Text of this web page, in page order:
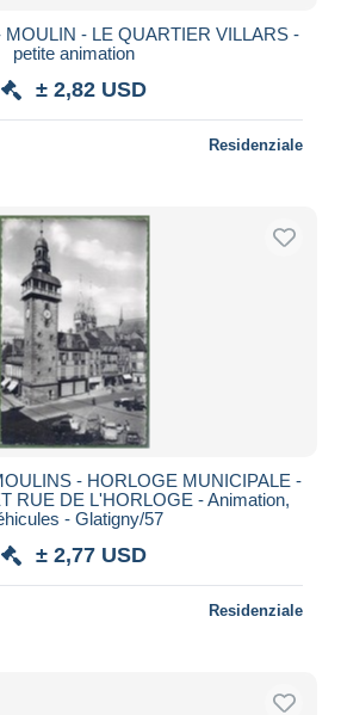
MOULIN - LE QUARTIER VILLARS -
petite animation
± 2,82 USD
Residenziale
- HORLOGE MUNICIPALE -
RUE DE L'HORLOGE - Animation,
- Glatigny/57
± 2,77 USD
Residenziale